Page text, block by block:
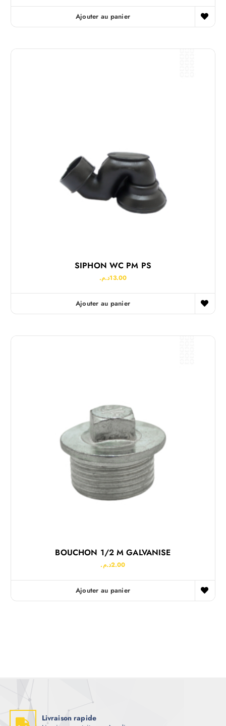
Ajouter au panier
SIPHON WC PM PS
13.00د.م.
Ajouter au panier
BOUCHON 1/2 M GALVANISE
2.00د.م.
Ajouter au panier
Livraison rapide